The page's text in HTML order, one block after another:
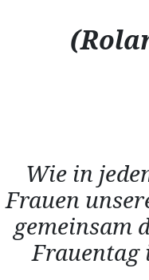
Wie in
Frauen
gemeinsam
Frauentag